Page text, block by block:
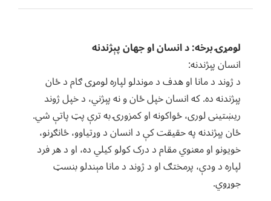
لومړۍ برخه: د انسان او جهان پېژندنه
انسان پېژندنه:
د ژوند د مانا او هدف د موندلو لپاره لومړی ګام د ځان
پېژندنه ده. که انسان خپل ځان و نه پېژني، د خپل ژوند
ریښتینی لوری، ځواکونه او کمزورۍ به ترې پټ پاتې شي.
ځان پېژندنه په حقیقت کې د انسان د وړتیاوو، ځانګړنو،
خویونو او معنوي مقام د درک کولو کیلي ده، او د هر فرد
لپاره د ودې، پرمختګ او د ژوند د مانا مېندلو بنسټ
جوړوي.